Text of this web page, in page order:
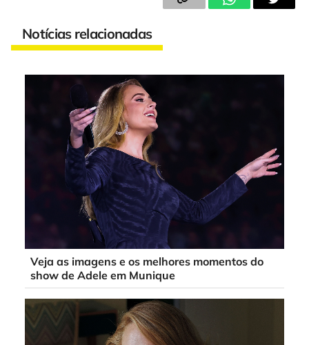
Notícias relacionadas
Veja as imagens e os melhores momentos do
show de Adele em Munique